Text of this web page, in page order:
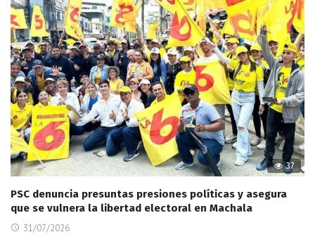
37
PSC denuncia presuntas presiones políticas y asegura
que se vulnera la libertad electoral en Machala
31/07/2026